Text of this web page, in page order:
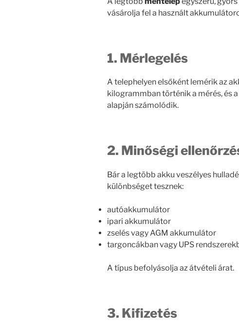
vásárolja fel a használt
1. Mérlegelés
A telephelyen elsőként lemérik az
kilogrammban történik a mérés, és
alapján számolódik.
2. Minőségi
Bár a legtöbb akku veszélyes
különbséget tesznek:
autóakkumulátor
ipari akkumulátor
zselés vagy AGM akkumulátor
targoncákban vagy UPS
A típus befolyásolja az átvételi árat.
3. Kifizetés